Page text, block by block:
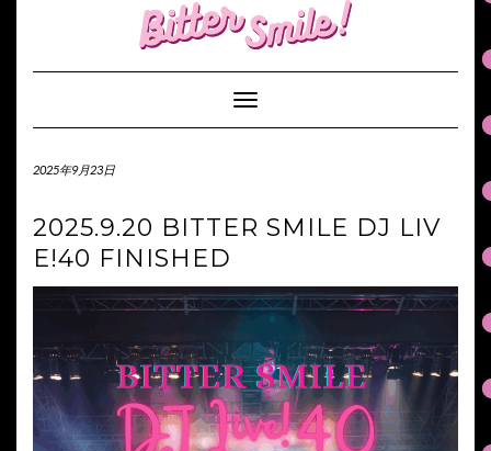
Toggle Navigation
2025年9月23日
2025.9.20 BITTER SMILE DJ LIV
E!40 FINISHED